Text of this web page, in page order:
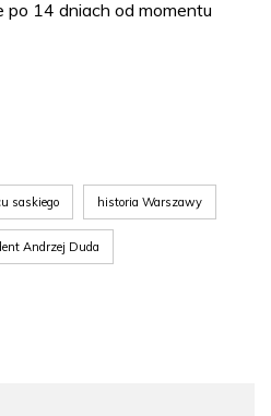
14 dniach od momentu
saskiego historia Warszawy
Andrzej Duda